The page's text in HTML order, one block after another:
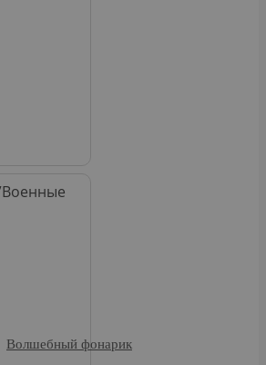
Военные
Волшебный фонарик